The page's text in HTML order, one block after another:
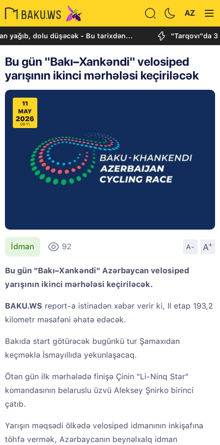
AZ
dolu düşəcək - Bu tarixdən... "Tarqovı"da 3
Bu gün "Bakı–Xankəndi" velosiped
yarışının ikinci mərhələsi keçiriləcək
11
MAY
2026
09:11
İdman 92 A- A
+
Bu gün "Bakı–Xankəndi" Azərbaycan velosiped
yarışının ikinci mərhələsi keçiriləcək.
BAKU.WS report-a istinadən xəbər verir ki, II etap 193,2
kilometr məsafəni əhatə edəcək.
Bakıda start götürəcək bugünkü tur Şamaxıdan
keçməklə İsmayıllıda yekunlaşacaq.
Ötən gün ilk mərhələdə finişə Çinin "Li-Ninq Star"
komandasının belaruslu üzvü Aleksey Şnirko birinci
çatıb.
Yarışın məqsədi ölkədə velosiped idmanının inkişafına
töhfə vermək, Azərbaycanın beynəlxalq idman